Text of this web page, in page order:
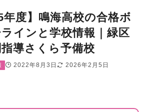
年度】鳴海高校の合格ボ
インと学校情報｜緑区
導さくら予備校
2022年8月3日 2026年2月5日